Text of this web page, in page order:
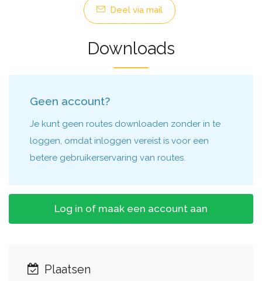
Deel via mail
Downloads
Geen account?
Je kunt geen routes downloaden zonder in te
loggen, omdat inloggen vereist is voor een
betere gebruikerservaring van routes.
Log in of maak een account aan
Plaatsen